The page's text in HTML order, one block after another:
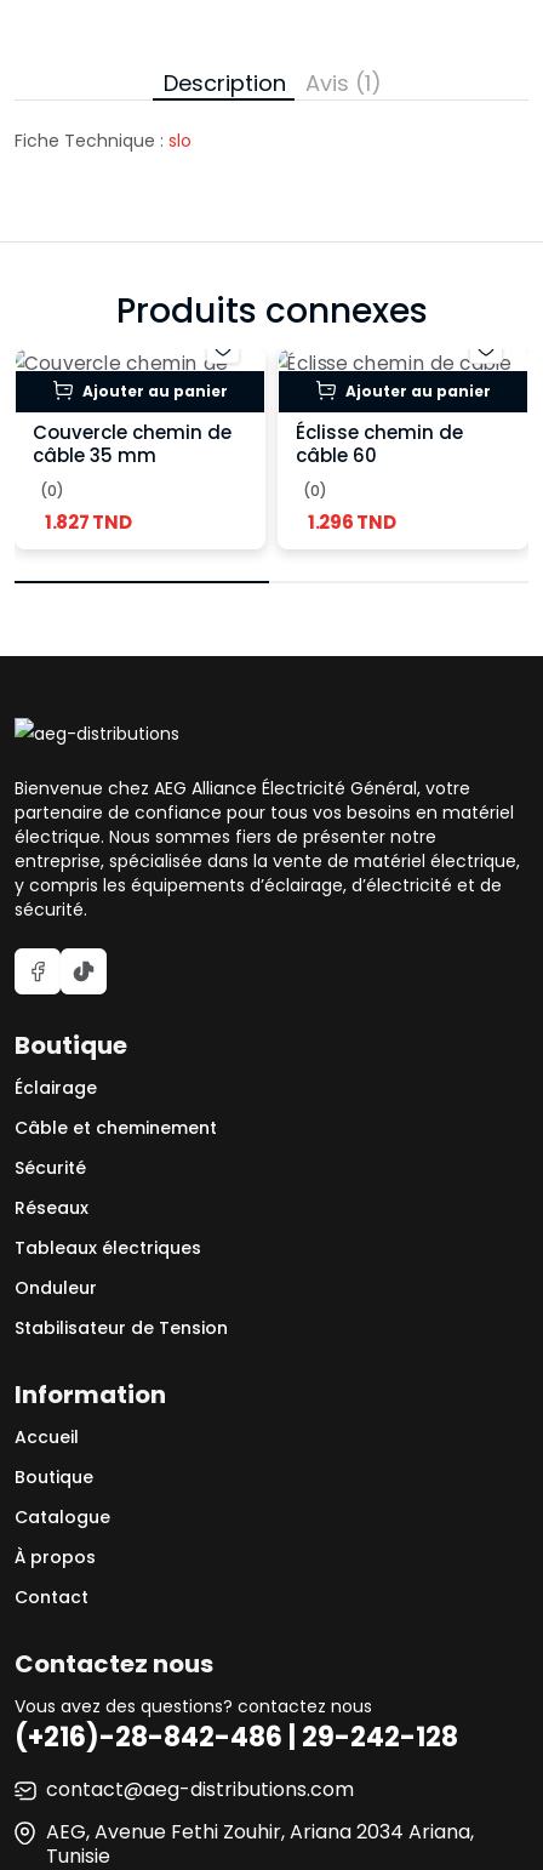
Description Avis (1)
Fiche Technique : slo
Produits connexes
Ajouter au panier
Couvercle chemin de
câble 35 mm
(0)
1.827 TND
Ajouter au panier
Éclisse chemin de
câble 60
(0)
1.296 TND
Bienvenue chez AEG Alliance Électricité Général, votre
partenaire de confiance pour tous vos besoins en matériel
électrique. Nous sommes fiers de présenter notre
entreprise, spécialisée dans la vente de matériel électrique,
y compris les équipements d’éclairage, d’électricité et de
sécurité.
Boutique
Éclairage
Câble et cheminement
Sécurité
Réseaux
Tableaux électriques
Onduleur
Stabilisateur de Tension
Information
Accueil
Boutique
Catalogue
À propos
Contact
Contactez nous
Vous avez des questions? contactez nous
(+216)-28-842-486 | 29-242-128
contact@aeg-distributions.com
AEG, Avenue Fethi Zouhir, Ariana 2034 Ariana,
Tunisie